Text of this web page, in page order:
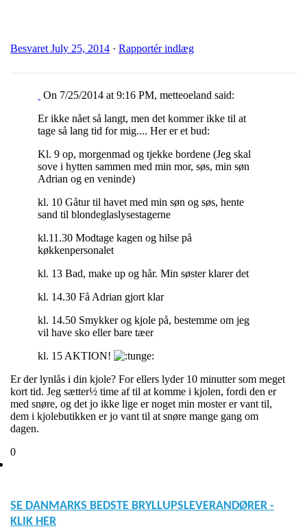
Besvaret July 25, 2014 · Rapportér indlæg
On 7/25/2014 at 9:16 PM, metteoeland said:
Er ikke nået så langt, men det kommer ikke til at
tage så lang tid for mig.... Her er et bud:
Kl. 9 op, morgenmad og tjekke bordene (Jeg skal
sove i hytten sammen med min mor, søs, min søn
Adrian og en veninde)
kl. 10 Gåtur til havet med min søn og søs, hente
sand til blondeglaslysestagerne
kl.11.30 Modtage kagen og hilse på
køkkenpersonalet
kl. 13 Bad, make up og hår. Min søster klarer det
kl. 14.30 Få Adrian gjort klar
kl. 14.50 Smykker og kjole på, bestemme om jeg
vil have sko eller bare tæer
kl. 15 AKTION!
Er der lynlås i din kjole? For ellers lyder 10 minutter som meget
kort tid. Jeg sætter½ time af til at komme i kjolen, fordi den er
med snøre, og det jo ikke lige er noget min moster er vant til,
dem i kjolebutikken er jo vant til at snøre mange gang om
dagen.
0
SE DANMARKS BEDSTE BRYLLUPSLEVERANDØRER -
KLIK HER